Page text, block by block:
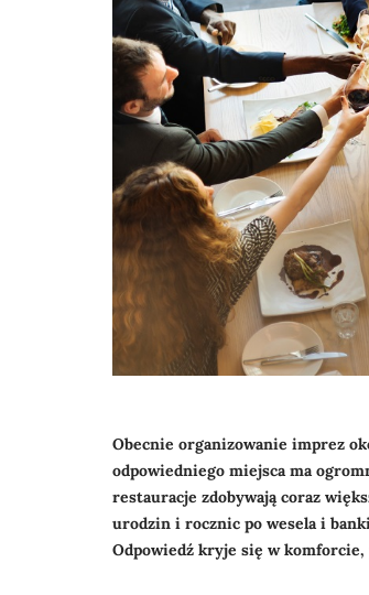
Obecnie organizowanie imprez
odpowiedniego miejsca ma
restauracje zdobywają coraz
urodzin i rocznic po wesela i
Odpowiedź kryje się w